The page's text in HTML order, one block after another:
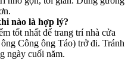
nào là hợp lý?
tốt nhất để trang trí nhà cửa
Công ông Táo) trở đi. Tránh
ngày cuối năm.